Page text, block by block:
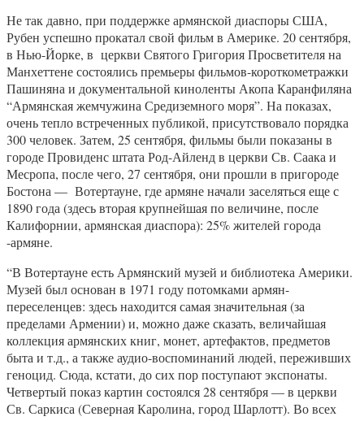
Не так давно, при поддержке армянской диаспоры США,
Рубен успешно прокатал свой фильм в Америке. 20 сентября,
в Нью-Йорке, в церкви Святого Григория Просветителя на
Манхеттене состоялись премьеры фильмов-короткометражки
Пашиняна и документальной киноленты Акопа Каранфиляна
“Армянская жемчужина Средиземного моря”. На показах,
очень тепло встреченных публикой, присутствовало порядка
300 человек. Затем, 25 сентября, фильмы были показаны в
городе Провиденс штата Род-Айленд в церкви Св. Саака и
Месропа, после чего, 27 сентября, они прошли в пригороде
Бостона — Вотертауне, где армяне начали заселяться еще с
1890 года (здесь вторая крупнейшая по величине, после
Калифорнии, армянская диаспора): 25% жителей города
-армяне.
“В Вотертауне есть Армянский музей и библиотека Америки.
Музей был основан в 1971 году потомками армян-
переселенцев: здесь находится самая значительная (за
пределами Армении) и, можно даже сказать, величайшая
коллекция армянских книг, монет, артефактов, предметов
быта и т.д., а также аудио-воспоминаний людей, переживших
геноцид. Сюда, кстати, до сих пор поступают экспонаты.
Четвертый показ картин состоялся 28 сентября — в церкви
Св. Саркиса (Северная Каролина, город Шарлотт). Во всех